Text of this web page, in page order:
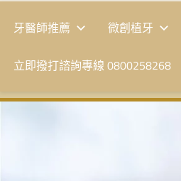
台
牙醫師推薦 微創植牙
立即撥打諮詢專線 0800258268